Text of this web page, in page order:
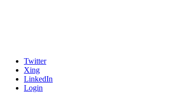
Twitter
Xing
LinkedIn
Login